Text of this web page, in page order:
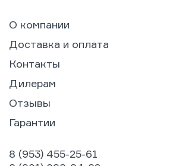
О компании
Доставка и оплата
Контакты
Дилерам
Отзывы
Гарантии
8 (953) 455-25-61